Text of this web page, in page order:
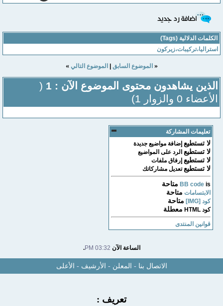
الكلمات الدلالية (Tags)
استراليا،تركيبات،زيركون
« الموضوع السابق|الموضوع التالي »
الذين يشاهدون محتوى الموضوع الآن : 1
(
الأعضاء 0 والزوار 1)
تعليمات المشاركة
لا تستطيعإضافة مواضيع جديدة
لا تستطيعالرد على المواضيع
لا تستطيعإرفاق ملفات
لا تستطيعتعديل مشاركاتك
BB codeis متاحة
الابتسامات متاحة
كود [IMG] متاحة
كود HTML معطلة
قوانين المنتدى
الساعة الآن03:32 PM
.
الاتصال بنا-المعلن-الأرشيف -الأعلى
تعريف :